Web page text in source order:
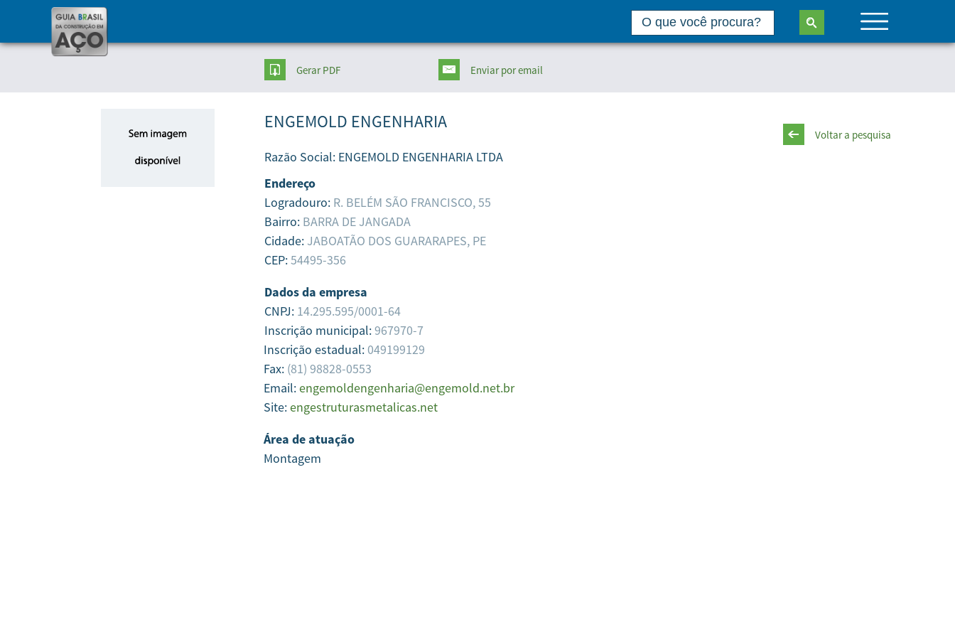
Gerar PDF Enviarpor email
Voltar a pesquisa
ENGEMOLD ENGENHARIA
Razão Social: ENGEMOLD ENGENHARIA LTDA
Endereço
Logradouro: R. BELÉM SÃO FRANCISCO, 55
Bairro: BARRA DE JANGADA
Cidade: JABOATÃO DOS GUARARAPES, PE
CEP:54495-356
Dados da empresa
CNPJ: 14.295.595/0001-64
Inscrição municipal:967970-7
Inscrição estadual: 049199129
Fax: (81) 98828-0553
Email:engemoldengenharia@engemold.net.br
Site:engestruturasmetalicas.net
Área de atuação
Montagem